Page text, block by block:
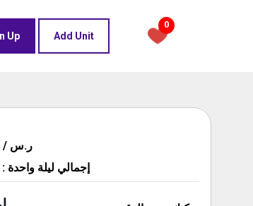
Up Add Unit
0
ر.س /
إجمالي ليلة واحدة :